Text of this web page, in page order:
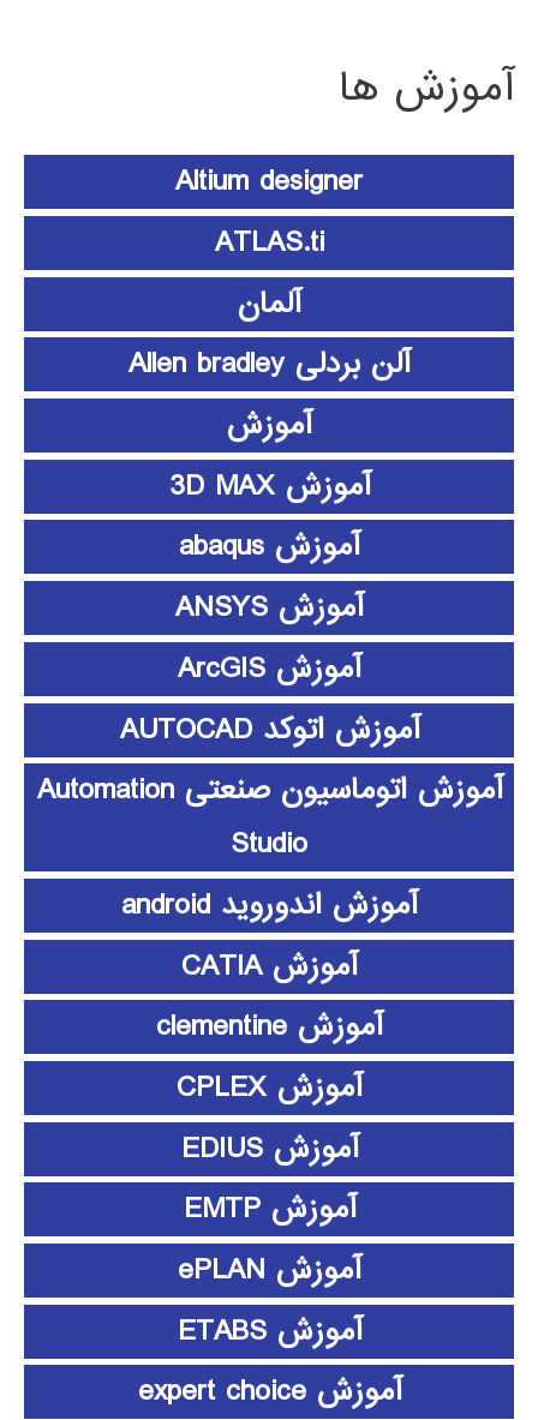
آموزش ها
Altium designer
ATLAS.ti
آلمان
آلن بردلی Allen bradley
آموزش
آموزش 3D MAX
آموزش abaqus
آموزش ANSYS
آموزش ArcGIS
آموزش اتوکد AUTOCAD
آموزش اتوماسیون صنعتی Automation
Studio
آموزش اندوروید android
آموزش CATIA
آموزش clementine
آموزش CPLEX
آموزش EDIUS
آموزش EMTP
آموزش ePLAN
آموزش ETABS
آموزش expert choice